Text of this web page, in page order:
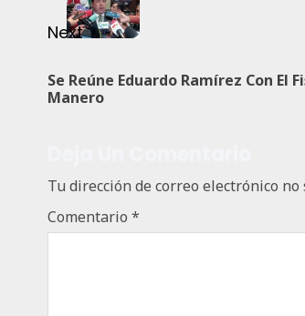
Next
Se Reúne Eduardo Ramírez Con
Manero
Tu dirección de correo electrónico no
Comentario *